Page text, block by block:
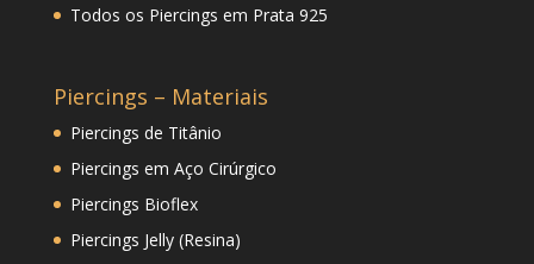
Todos os Piercings em Prata 925
Piercings – Materiais
Piercings de Titânio
Piercings em Aço Cirúrgico
Piercings Bioflex
Piercings Jelly (Resina)